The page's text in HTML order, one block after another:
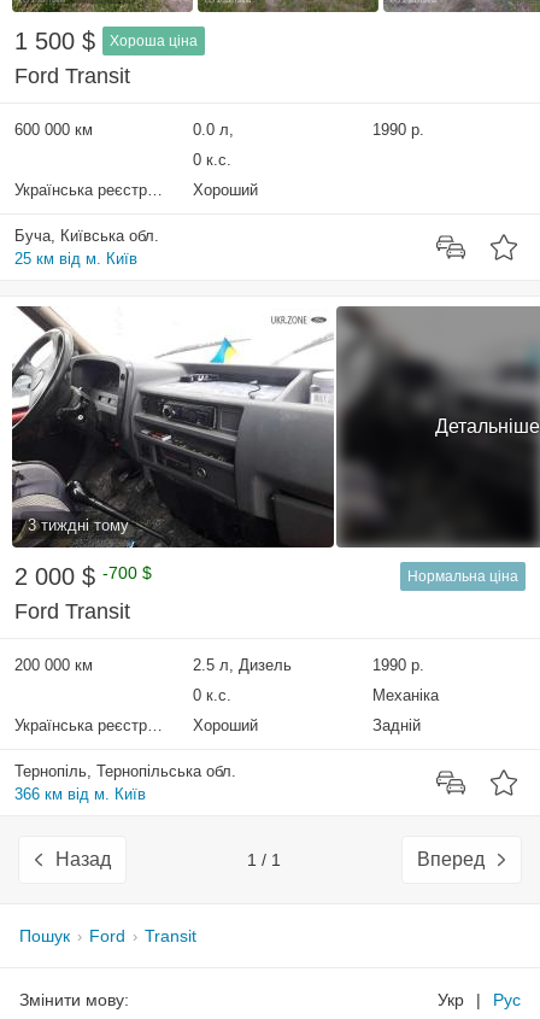
1 500 $ Хороша ціна
Ford Transit
600 000 км 0.0 л,
1990 р.
0 к.с.
Українська реєстрація
Хороший
Буча, Київська обл.
25 км від м. Київ
3 тиждні тому
Детальніше
2 000 $ -700 $ Нормальна ціна
Ford Transit
200 000 км 2.5 л, Дизель
1990 р.
0 к.с.
Механіка
Українська реєстрація
Хороший Задній
Тернопіль, Тернопільська обл.
366 км від м. Київ
Назад 1 / 1 Вперед
Пошук Ford Transit
Змінити мову: Укр | Рус